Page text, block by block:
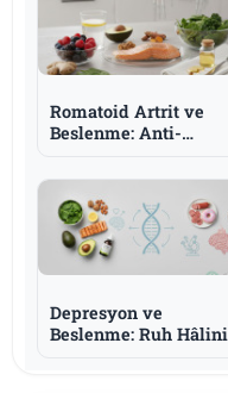
Romatoid Artrit ve
Beslenme: Anti-
ve Omega-3
Depresyon ve
Beslenme: Ruh Hâlini